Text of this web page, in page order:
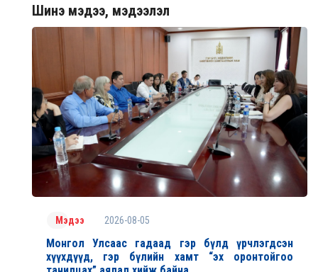
Шинэ мэдээ, мэдээлэл
Мэдээ 2026-08-05
Монгол Улсаас гадаад гэр бүлд үрчлэгдсэн
хүүхдүүд, гэр бүлийн хамт “эх оронтойгоо